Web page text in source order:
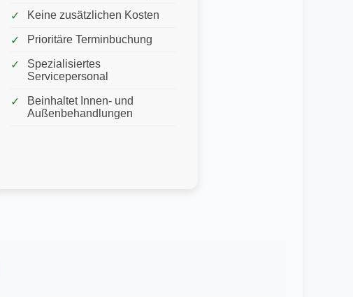
Keine zusätzlichen Kosten
Prioritäre Terminbuchung
Spezialisiertes
Servicepersonal
Beinhaltet Innen- und
Außenbehandlungen